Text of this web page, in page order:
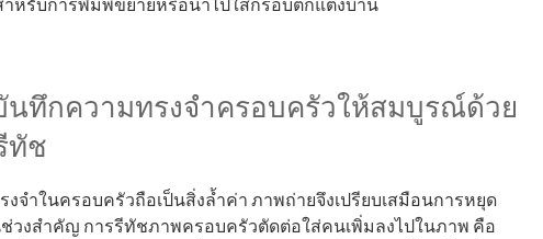
ำหรับการพิมพ์ขยายหรือนำไปใส่กรอบตกแต่งบ้าน
นทึกความทรงจำครอบครัวให้สมบูรณ์ด้วย
ทัช
งจำในครอบครัวถือเป็นสิ่งล้ำค่า ภาพถ่ายจึงเปรียบเสมือนการหยุด
ช่วงสำคัญ การรีทัชภาพครอบครัวตัดต่อใส่คนเพิ่มลงไปในภาพ คือ